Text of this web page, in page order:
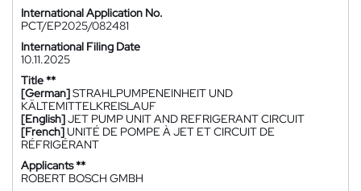
International Application No.
PCT/EP2025/082481
International Filing Date
10.11.2025
Title **
[German]STRAHLPUMPENEINHEIT UND
KÄLTEMITTELKREISLAUF
[English]JET PUMP UNIT AND REFRIGERANT CIRCUIT
[French]UNITÉ DE POMPE À JET ET CIRCUIT DE
RÉFRIGÉRANT
Applicants **
ROBERT BOSCH GMBH